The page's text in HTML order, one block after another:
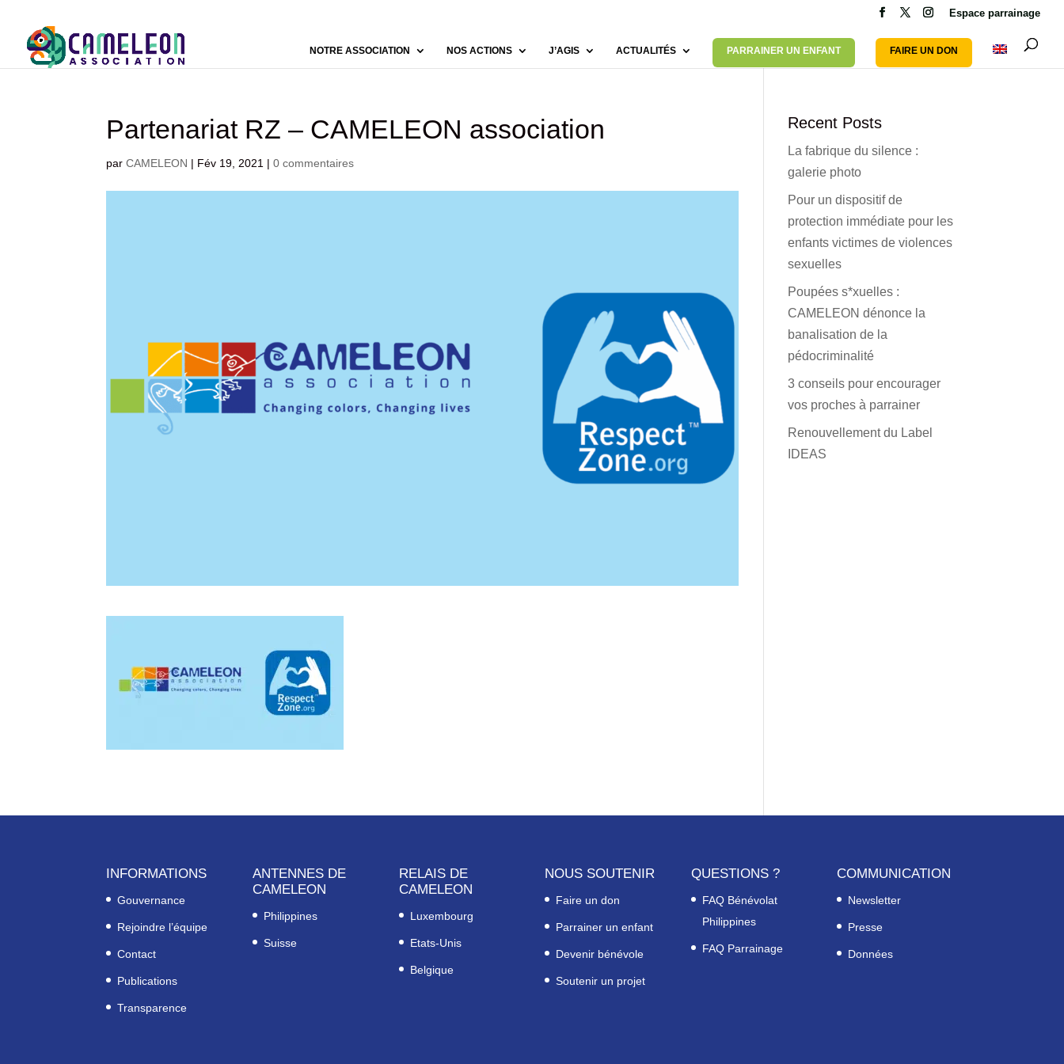
Espace parrainage
NOTRE ASSOCIATION NOS ACTIONS J’AGIS ACTUALITÉS PARRAINER UN ENFANT FAIRE UN DON
Partenariat RZ – CAMELEON association
parCAMELEON | Fév 19, 2021 |0 commentaires
Recent Posts
La fabrique du silence :
galerie photo
Pour un dispositif de
protection immédiate pour les
enfants victimes de violences
sexuelles
Poupées s*xuelles :
CAMELEON dénonce la
banalisation de la
pédocriminalité
3 conseils pour encourager
vos proches à parrainer
Renouvellement du Label
IDEAS
INFORMATIONS
Gouvernance
Rejoindre l’équipe
Contact
Publications
Transparence
ANTENNES DE
CAMELEON
Philippines
Suisse
RELAIS DE
CAMELEON
Luxembourg
Etats-Unis
Belgique
NOUS SOUTENIR
Faire un don
Parrainer un enfant
Devenir bénévole
Soutenir un projet
QUESTIONS ?
FAQ Bénévolat
Philippines
FAQ Parrainage
COMMUNICATION
Newsletter
Presse
Données